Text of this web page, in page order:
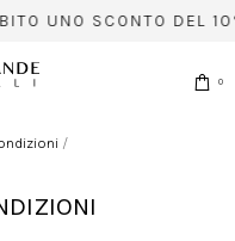
UNO SCONTO DEL
0
/